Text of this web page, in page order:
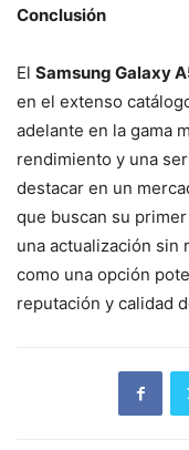
Conclusión
El Samsung Galaxy
en el extenso
adelante en la gama
rendimiento y una
destacar en un
que buscan su
una actualización sin
como una opción
reputación y calidad